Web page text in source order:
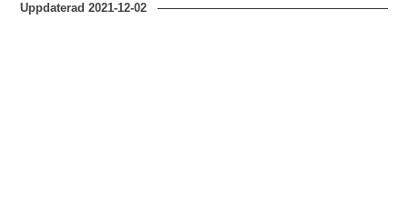
Uppdaterad2021-12-02